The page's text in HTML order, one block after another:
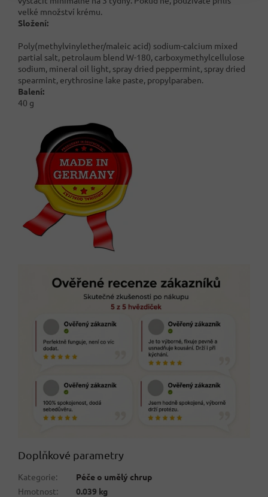
velké množství krému.
Složení:
Poly(methylvinylether/maleic acid) sodium-calcium mixed
partial salt, petrolaum blend W-180, carboxymethylcellulose
sodium, mineral oil light, spray dried peppermint, spray dried
spearmint, erythrosine lake paste, propylparaben.
Balení:
40 g
Doplňkové parametry
Kategorie:
Péče o umělý chrup
Hmotnost:
0.039 kg